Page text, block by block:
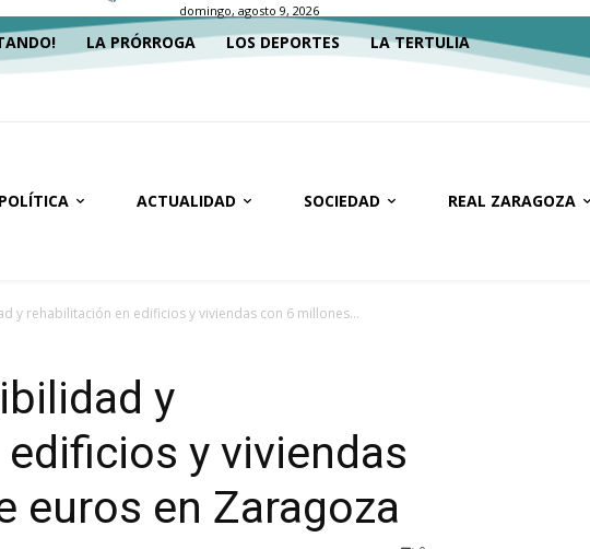
domingo, agosto 9, 2026
LA PRÓRROGA LOS DEPORTES LA TERTULIA
POLÍTICA ACTUALIDAD SOCIEDAD REAL ZARAGOZA
y rehabilitación en edificios y viviendas con 6 millones...
y
y viviendas
euros en Zaragoza